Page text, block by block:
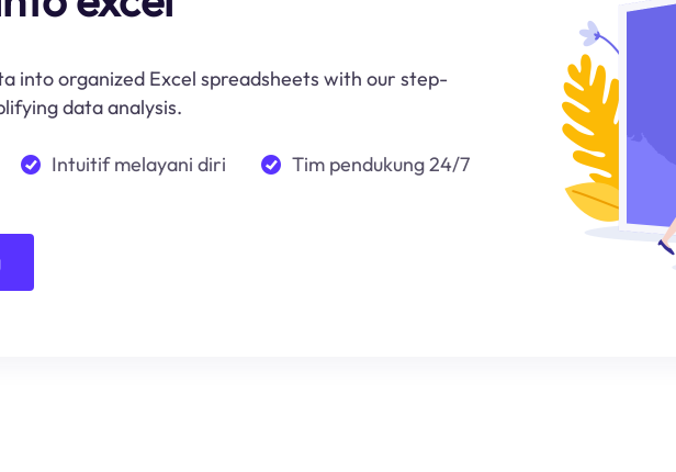
into organized Excel spreadsheets with our step-
data analysis.
Intuitif melayani diri Tim pendukung 24/7